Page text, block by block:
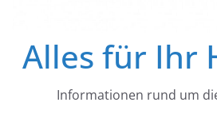
Alles für Ihr
Informationen rund um